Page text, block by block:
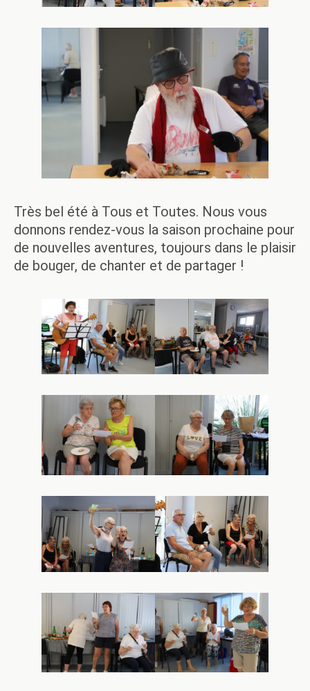
Très bel été à Tous et Toutes. Nous vous
donnons rendez-vous la saison prochaine pour
de nouvelles aventures, toujours dans le plaisir
de bouger, de chanter et de partager !